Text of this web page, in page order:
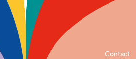
Contact